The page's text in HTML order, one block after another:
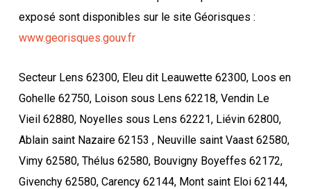
exposé sont disponibles sur le site Géorisques :
www.georisques.gouv.fr
Secteur Lens 62300, Eleu dit Leauwette 62300, Loos en
Gohelle 62750, Loison sous Lens 62218, Vendin Le
Vieil 62880, Noyelles sous Lens 62221, Liévin 62800,
Ablain saint Nazaire 62153 , Neuville saint Vaast 62580,
Vimy 62580, Thélus 62580, Bouvigny Boyeffes 62172,
Givenchy 62580, Carency 62144, Mont saint Eloi 62144,